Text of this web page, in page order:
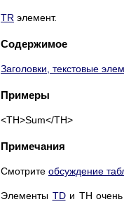
TR элемент.
Содержимое
Заголовки, текстовые
Примеры
<TH>Sum</TH>
Примечания
Смотрите обсуждение
Элементы TDи TH очень